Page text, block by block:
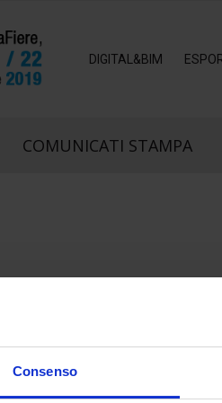
Consenso
DIGITAL&BIM
COMUNICATI STAMPA